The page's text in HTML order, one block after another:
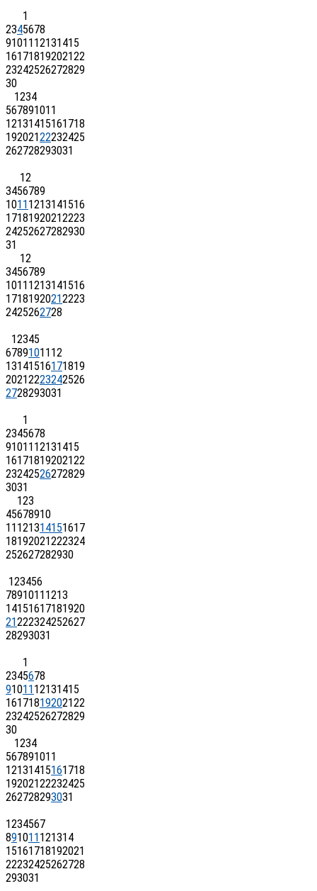
1
2345678
91011 12131415
16171819202122
23242526272829
30
1234
567891011
12131415161718
19202122232425
262728293031
12
3456789
1011 1213141516
17181920212223
24252627282930
31
12
3456789
1011 1213141516
17181920212223
2425262728
12345
67891011 12
13141516171819
20212223242526
2728293031
1
2345678
91011 12131415
16171819202122
23242526272829
3031
123
45678910
11 121314151617
18192021222324
252627282930
123456
7891011 1213
14151617181920
21222324252627
28293031
1
2345678
91011 12131415
16171819202122
23242526272829
30
1234
567891011
12131415161718
19202122232425
262728293031
1234567
891011 121314
15161718192021
22232425262728
293031